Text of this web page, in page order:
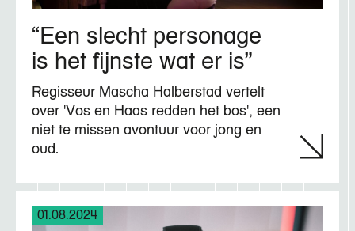
“Een slecht personage
is het fijnste wat er is”
Regisseur Mascha Halberstad vertelt
over 'Vos en Haas redden het bos', een
niet te missen avontuur voor jong en
oud.
01.08.2024